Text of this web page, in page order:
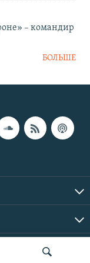
– командир
БОЛЬШЕ
права защищены.